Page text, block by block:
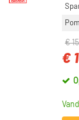
€
€